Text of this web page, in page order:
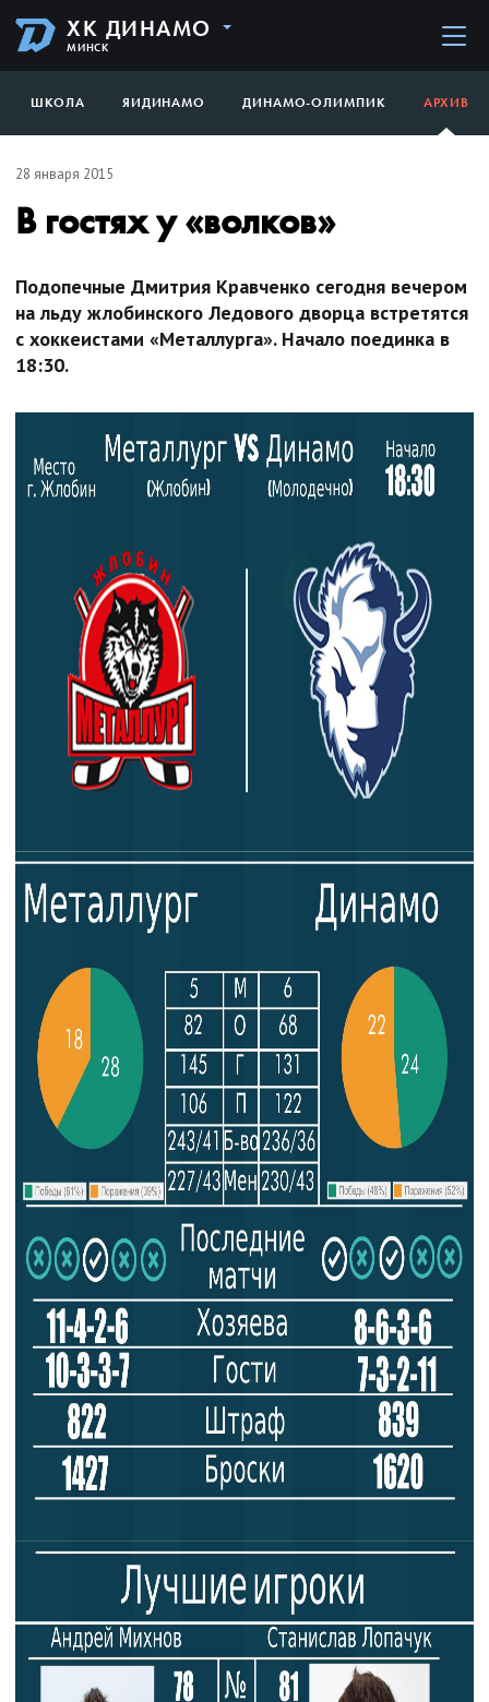
ХК ДИНАМО
МИНСК
ШКОЛА ЯИДИНАМО ДИНАМО-ОЛИМПИК АРХИВ
28 января 2015
В гостях у «волков»
Подопечные Дмитрия Кравченко сегодня вечером
на льду жлобинского Ледового дворца встретятся
с хоккеистами «Металлурга». Начало поединка в
18:30.